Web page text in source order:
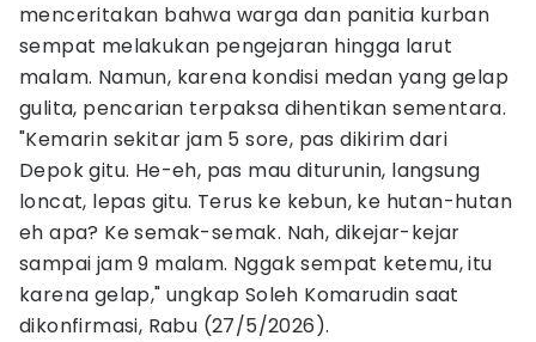
menceritakan bahwa warga dan panitia kurban
sempat melakukan pengejaran hingga larut
malam. Namun, karena kondisi medan yang gelap
gulita, pencarian terpaksa dihentikan sementara.
"Kemarin sekitar jam 5 sore, pas dikirim dari
Depok gitu. He-eh, pas mau diturunin, langsung
loncat, lepas gitu. Terus ke kebun, ke hutan-hutan
eh apa? Ke semak-semak. Nah, dikejar-kejar
sampai jam 9 malam. Nggak sempat ketemu, itu
karena gelap," ungkap Soleh Komarudin saat
dikonfirmasi, Rabu (27/5/2026).